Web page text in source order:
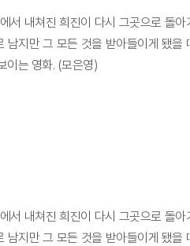
내쳐진 희진이 다시 그곳으로 돌
지만 그 모든 것을 받아들이게 됐
이는 영화. (모은영)
내쳐진 희진이 다시 그곳으로 돌
지만 그 모든 것을 받아들이게 됐